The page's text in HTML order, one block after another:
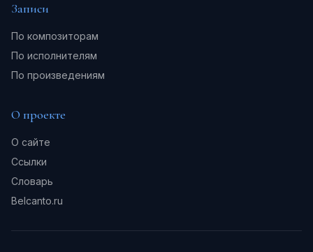
Записи
По композиторам
По исполнителям
По произведениям
О проекте
О сайте
Ссылки
Словарь
Belcanto.ru